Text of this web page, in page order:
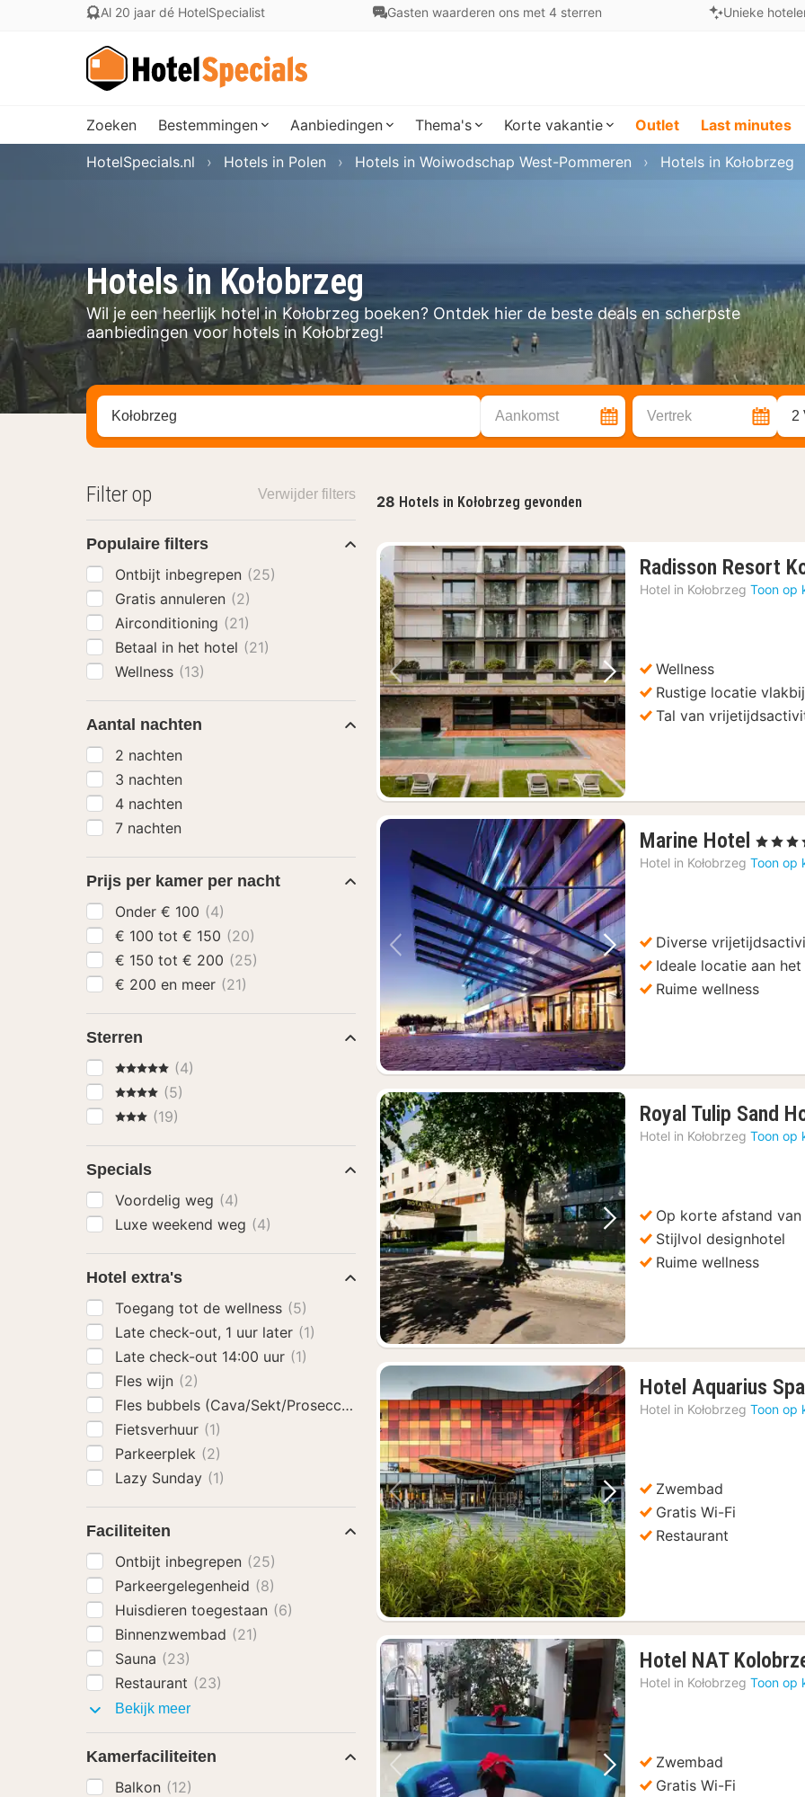
Al 20 jaar dé HotelSpecialist Gasten waarderen ons met 4 sterren Unieke
Zoeken Bestemmingen Aanbiedingen Thema's Korte vakantie Outlet Last minutes
Hotels in Kołobrzeg
Wil je een heerlijk hotel in Kołobrzeg boeken? Ontdek hier de beste deals en scherpste
aanbiedingen voor hotels in Kołobrzeg!
HotelSpecials.nl Hotels in Polen Hotels in Woiwodschap West-Pommeren Hotels in Kołobrzeg
Zoek op hotel, regio of stad Aankomst Vertrek 2
28 Hotels in Kołobrzeg gevonden
Vorige foto Volgende foto
Radisson Resort
Hotel in Kołobrzeg Toon op
Wellness
Rustige locatie
Tal van
Vorige foto Volgende foto
Marine Hotel 1
nacht
, 5 Sterren
Hotel in Kołobrzeg Toon op
Diverse
Ideale locatie aan
Ruime wellness
Vorige foto Volgende foto
Royal Tulip Sand
Hotel in Kołobrzeg Toon op
Op korte afstand
Stijlvol designhotel
Ruime wellness
Vorige foto Volgende foto
Hotel Aquarius Spa
Hotel in Kołobrzeg Toon op
Zwembad
Gratis Wi-Fi
Restaurant
Vorige foto Volgende foto
Hotel NAT
Hotel in Kołobrzeg Toon op
Zwembad
Gratis Wi-Fi
Filter op Verwijder filters
Populaire filters
Ontbijt inbegrepen (25)
Gratis annuleren (2)
Airconditioning (21)
Betaal in het hotel (21)
Wellness (13)
Aantal nachten
2 nachten
3 nachten
4 nachten
7 nachten
Prijs per kamer per nacht
Onder € 100 (4)
€ 100 tot € 150 (20)
€ 150 tot € 200 (25)
€ 200 en meer (21)
Sterren
5 Sterren(4)
4 Sterren
(5)
3 Sterren
(19)
Specials
Voordelig weg (4)
Luxe weekend weg (4)
Hotel extra's
Toegang tot de wellness (5)
Late check-out, 1 uur later (1)
Late check-out 14:00 uur (1)
Fles wijn (2)
Fles bubbels (Cava/Sekt/Prosecco)
Fietsverhuur (1)
Parkeerplek (2)
Lazy Sunday (1)
Faciliteiten
Ontbijt inbegrepen (25)
Parkeergelegenheid (8)
Huisdieren toegestaan (6)
Binnenzwembad (21)
Sauna (23)
Restaurant (23)
Bekijk meerFaciliteiten
Kamerfaciliteiten
Balkon (12)